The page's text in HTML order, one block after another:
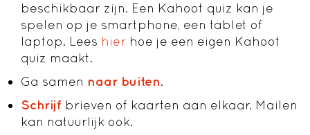
beschikbaar zijn. Een Kahoot quiz kan je
spelen op je smartphone, een tablet of
laptop. Lees hier hoe je een eigen Kahoot
quiz maakt.
Ga samen naar buiten.
Schrijf brieven of kaarten aan elkaar. Mailen
kan natuurlijk ook.